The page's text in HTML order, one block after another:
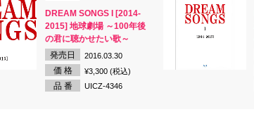
DREAM SONGS I [2014-
2015] 地球劇場 ～100年後
の君に聴かせたい歌～
発売日
2016.03.30
価 格 ¥3,300 (税込)
品 番 UICZ-4346